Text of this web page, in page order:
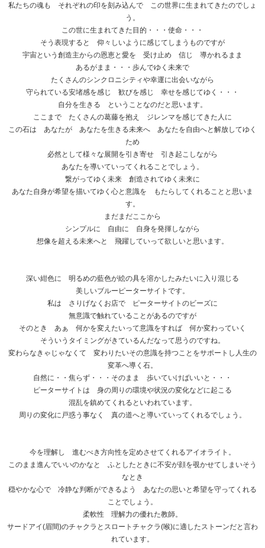
私たちの魂も それぞれの印を刻み込んで この世界に生まれてきたのでしょ
う。
この世に生まれてきた目的・・・使命・・・
そう表現すると 仰々しいように感じてしまうものですが
宇宙という創造主からの恩恵と愛を 受け止め 信じ 導かれるまま
あるがまま・・・歩んでゆく未来で
たくさんのシンクロニシティや幸運に出会いながら
守られている安堵感を感じ 歓びを感じ 幸せを感じてゆく・・・
自分を生きる ということなのだと思います。
ここまで たくさんの葛藤を抱え ジレンマを感じてきた人に
この石は あなたが あなたを生きる未来へ あなたを自由へと解放してゆく
ため
必然として様々な展開を引き寄せ 引き起こしながら
あなたを導いていってくれることでしょう。
繋がってゆく未来 創造されてゆく未来に
あなた自身が希望を描いてゆく心と意識を もたらしてくれることと思いま
す。
まだまだここから
シンプルに 自由に 自身を発揮しながら
想像を超える未来へと 飛躍していって欲しいと思います。
深い紺色に 明るめの藍色が絵の具を溶かしたみたいに入り混じる
美しいブルーピーターサイトです。
私は さりげなくお店で ピーターサイトのビーズに
無意識で触れていることがあるのですが
そのとき あぁ 何かを変えたいって意識をすれば 何か変わっていく
そういうタイミングがきているんだなって思うのですね。
変わらなきゃじゃなくて 変わりたいその意識を持つことをサポートし人生の
変革へ導く石。
自然に・・焦らず・・・そのまま 歩いていけばいいと・・・
ピーターサイトは 身の周りの環境や状況の変化などに起こる
混乱を鎮めてくれるといわれています。
周りの変化に戸惑う事なく 真の道へと導いていってくれるでしょう。
今を理解し 進むべき方向性を定めさせてくれるアイオライト。
このまま進んでいいのかなと ふとしたときに不安が顔を覗かせてしまいそう
なとき
穏やかな心で 冷静な判断ができるよう あなたの思いと希望を守ってくれる
ことでしょう。
柔軟性 理解力の優れた教師。
サードアイ(眉間)のチャクラとスロートチャクラ(喉)に適したストーンだと言わ
れています。